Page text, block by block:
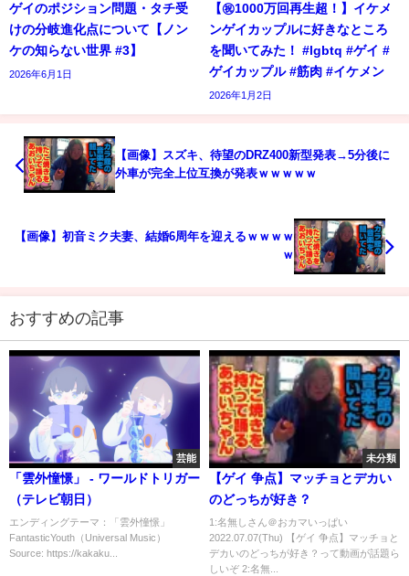
ゲイのポジション問題・タチ受
けの分岐進化点について【ノン
ケの知らない世界 #3】
2026年6月1日
【㊗️1000万回再生超！】イケメ
ンゲイカップルに好きなところ
を聞いてみた！ #lgbtq #ゲイ #
ゲイカップル #筋肉 #イケメン
2026年1月2日
【画像】スズキ、待望のDRZ400新型発表→5分後に
外車が完全上位互換が発表ｗｗｗｗｗ
【画像】初音ミク夫妻、結婚6周年を迎えるｗｗｗｗ
ｗ
おすすめの記事
芸能
「雲外憧憬」 - ワールドトリガー
（テレビ朝日）
エンディングテーマ：「雲外憧憬」
FantasticYouth（Universal Music）
Source: https://kakaku...
未分類
【ゲイ 争点】マッチョとデカい
のどっちが好き？
1:名無しさん＠おカマいっぱい
2022.07.07(Thu) 【ゲイ 争点】マッチョと
デカいのどっちが好き？って動画が話題ら
しいぞ 2:名無...